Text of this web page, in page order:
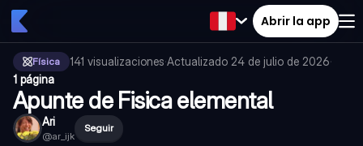
Abrir la app
Física 141 visualizaciones·Actualizado 24 de julio de 2026·
1 página
Apunte de Fisica elemental
Ari
@ar_ijk
Seguir